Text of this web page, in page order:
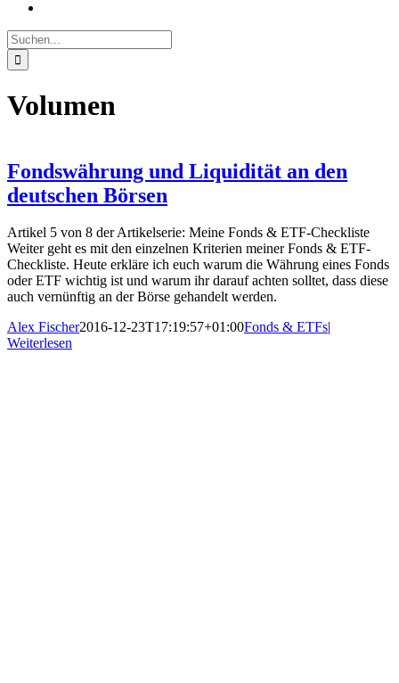
Suche
nach:
Volumen
Fondswährung und Liquidität an den
deutschen Börsen
Artikel 5 von 8 der Artikelserie: Meine Fonds & ETF-Checkliste
Weiter geht es mit den einzelnen Kriterien meiner Fonds & ETF-
Checkliste. Heute erkläre ich euch warum die Währung eines Fonds
oder ETF wichtig ist und warum ihr darauf achten solltet, dass diese
auch vernünftig an der Börse gehandelt werden.
Alex Fischer2016-12-23T17:19:57+01:00Fonds & ETFs|
Weiterlesen